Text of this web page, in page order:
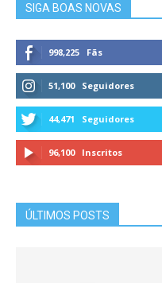
SIGA BOAS NOVAS
998,225 Fãs
51,100 Seguidores
44,471 Seguidores
96,100 Inscritos
ÚLTIMOS POSTS